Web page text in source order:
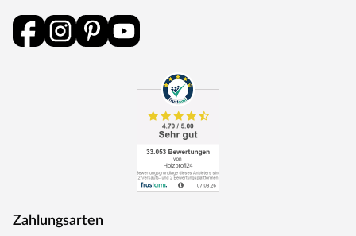
Zahlungsarten